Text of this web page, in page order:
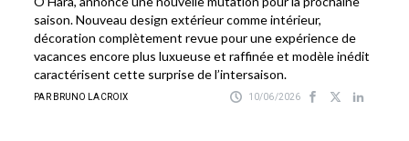
saison. Nouveau design extérieur comme intérieur,
décoration complètement revue pour une expérience de
vacances encore plus luxueuse et raffinée et modèle inédit
caractérisent cette surprise de l’intersaison.
PAR BRUNO LACROIX 10/06/2026